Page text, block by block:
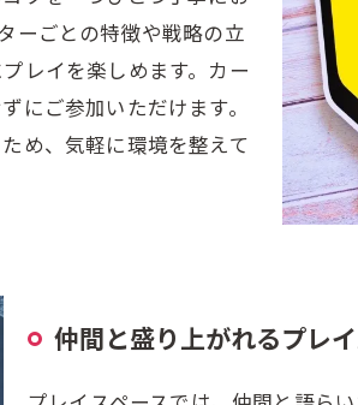
ーごとの特徴や戦略の立
レイを楽しめます。カー
にご参加いただけます。
め、気軽に環境を整えて
仲間と盛り上がれるプレ